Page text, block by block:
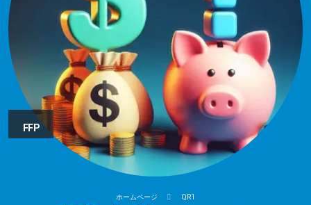
FFP
ホームページ QR1